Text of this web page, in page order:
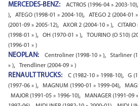
MERCEDES-BENZ: ACTROS (1996-04 » 2003-10),
), ATEGO (1998-01 » 2004-10), ATEGO 2 (2004-01
(2001-09 » 2005-12), AXOR 2 (2004-10 » ),
(1998-01 » ), OH (1970-01 » ), TOURINO (O 510)
(1996-01 » )
NEOPLAN: Centroliner (1998-10 » ), Starliner
» ), Trendliner (2004-09 » )
RENAULT TRUCKS: C (1982-10 » 1998-10), G
(1997-06 » ), MAGNUM (1990-01 » 1999-04),
MAJOR (1991-05 » 1996-10), MANAGER (1991-09